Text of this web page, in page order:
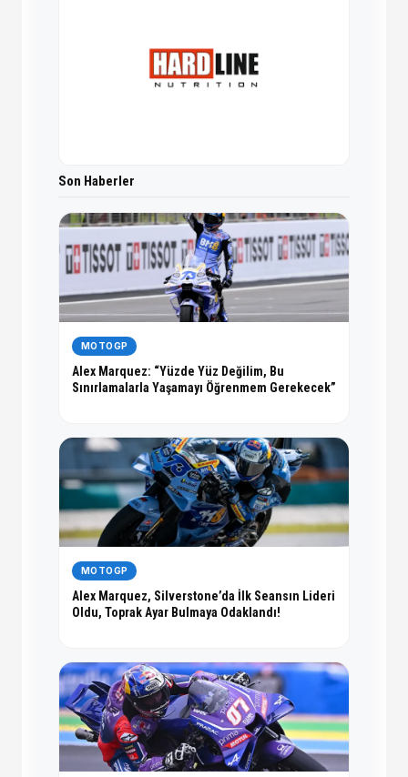
Son Haberler
MOTOGP
Alex Marquez: “Yüzde Yüz Değilim, Bu
Sınırlamalarla Yaşamayı Öğrenmem Gerekecek”
MOTOGP
Alex Marquez, Silverstone’da İlk Seansın Lideri
Oldu, Toprak Ayar Bulmaya Odaklandı!